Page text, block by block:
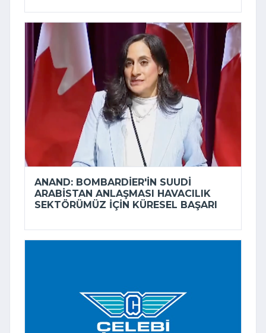
ANAND: BOMBARDIER'IN SUUDI
ARABISTAN ANLAŞMASI HAVACILIK
SEKTÖRÜMÜZ IÇIN KÜRESEL BAŞARI